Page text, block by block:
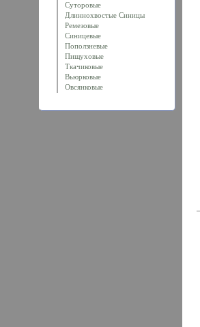
Суторовые
Длиннохвостые Синицы
Ремезовые
Синицевые
Поползневые
Пищуховые
Ткачиковые
Вьюрковые
Овсянковые